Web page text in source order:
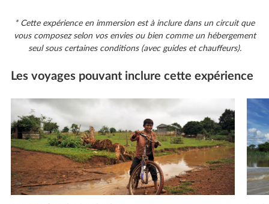
* Cette expérience en immersion est à inclure dans un circuit que
vous composez selon vos envies ou bien comme un hébergement
seul sous certaines conditions (avec guides et chauffeurs).
Les voyages pouvant inclure cette expérience